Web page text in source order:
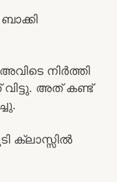
നിർത്തി
അത് കണ്ട്
ക്ലാസ്സിൽ